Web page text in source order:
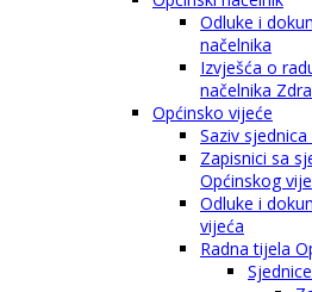
Odluke i
načelnika
Izvješća o
načelnika
Općinsko vijeće
Saziv sjednica
Zapisnici sa
Općinskog
Odluke i
vijeća
Radna tijela